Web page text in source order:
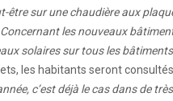
être sur une chaudière aux
Concernant les nouveaux
solaires sur tous les
les habitants seront
c’est déjà le cas dans de